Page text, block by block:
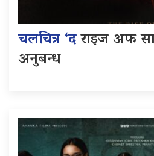
चलचित्र ‘दराइज अफ
अनुबन्ध